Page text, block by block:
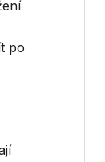
po